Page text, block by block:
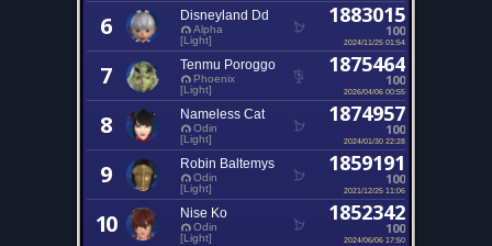
6 Disneyland Dd
Alpha
[Light]
1883015
100
2024/11/25 01:54
7 Tenmu Poroggo
Phoenix
[Light]
1875464
100
2026/04/06 00:55
8 Nameless Cat
Odin
[Light]
1874957
100
2024/01/30 22:28
9 Robin Baltemys
Odin
[Light]
1859191
100
2021/12/25 11:06
10 Nise Ko
Odin
[Light]
1852342
100
2024/06/06 17:50